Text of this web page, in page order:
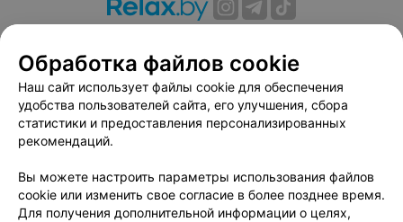
Вакансии
Публичный договор
Способы оплаты
Публичный договор по использованию сервиса
«Афиша»
Пользовательское соглашение
Связаться по вопросам сотрудничества
Написать руководителю relax.by
Обработка файлов cookie
Наш сайт использует файлы cookie для обеспечения
удобства пользователей сайта, его улучшения, сбора
статистики и предоставления персонализированных
рекомендаций.
Вы можете настроить параметры использования файлов
cookie или изменить свое согласие в более позднее время.
Для получения дополнительной информации о целях,